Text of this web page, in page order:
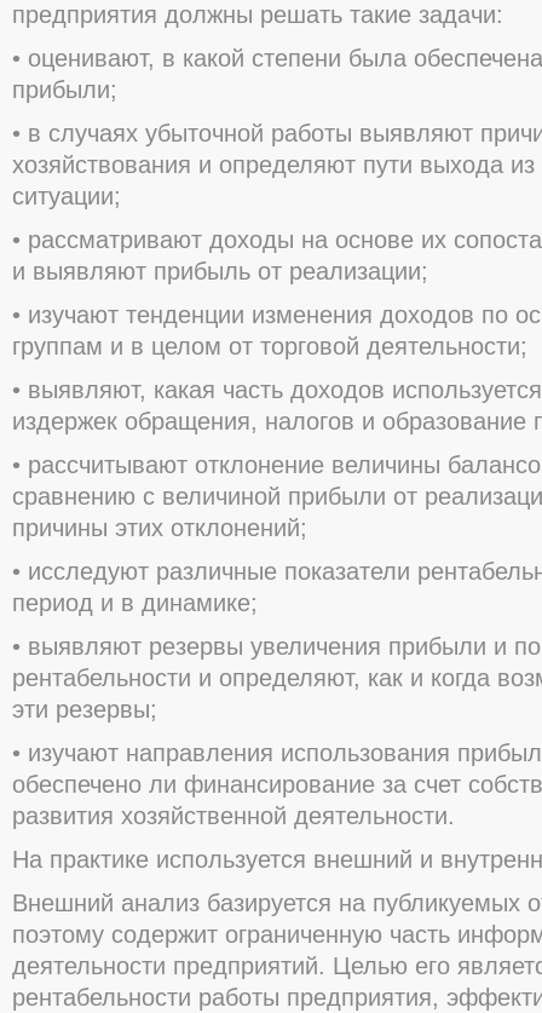
предприятия должны решать такие задачи:
• оценивают, в какой степени была
прибыли;
• в случаях убыточной работы выявляют
хозяйствования и определяют пути выхода
ситуации;
• рассматривают доходы на основе их
и выявляют прибыль от реализации;
• изучают тенденции изменения доходов по
группам и в целом от торговой деятельности;
• выявляют, какая часть доходов
издержек обращения, налогов и образование
• рассчитывают отклонение величины
сравнению с величиной прибыли от
причины этих отклонений;
• исследуют различные показатели
период и в динамике;
• выявляют резервы увеличения прибыли и
рентабельности и определяют, как и когда
эти резервы;
• изучают направления использования
обеспечено ли финансирование за счет
развития хозяйственной деятельности.
На практике используется внешний и
Внешний анализ базируется на публикуемых
поэтому содержит ограниченную часть
деятельности предприятий. Целью его
рентабельности работы предприятия,